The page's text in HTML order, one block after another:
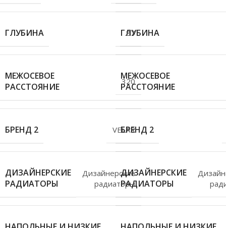
ГЛУБИНА 87
МЕЖОСЕВОЕ
РАССТОЯНИЕ
320
БРЕНД 2 VELAR
ДИЗАЙНЕРСКИЕ
РАДИАТОРЫ
Дизайнерские
радиаторы
ГЛУБИНА
МЕЖОСЕВОЕ
РАССТОЯНИЕ
БРЕНД 2
ДИЗАЙНЕРСКИЕ
РАДИАТОРЫ